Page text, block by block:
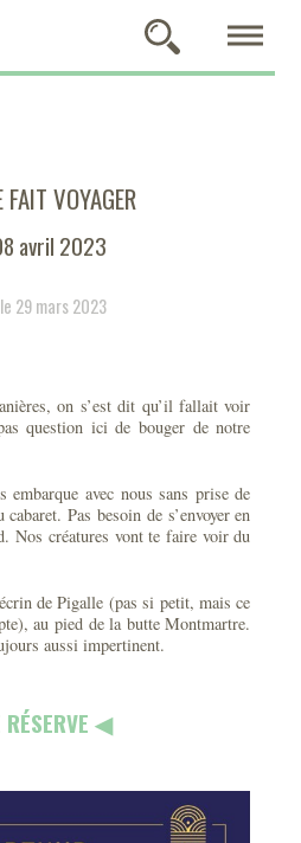
VOYAGER
avril 2023
29 mars 2023
on s’est dit qu’il fallait voir
question ici de bouger de notre
embarque avec nous sans prise de
Pas besoin de s’envoyer en
Nos créatures vont te faire voir du
de Pigalle (pas si petit, mais ce
au pied de la butte Montmartre.
aussi impertinent.
◀︎